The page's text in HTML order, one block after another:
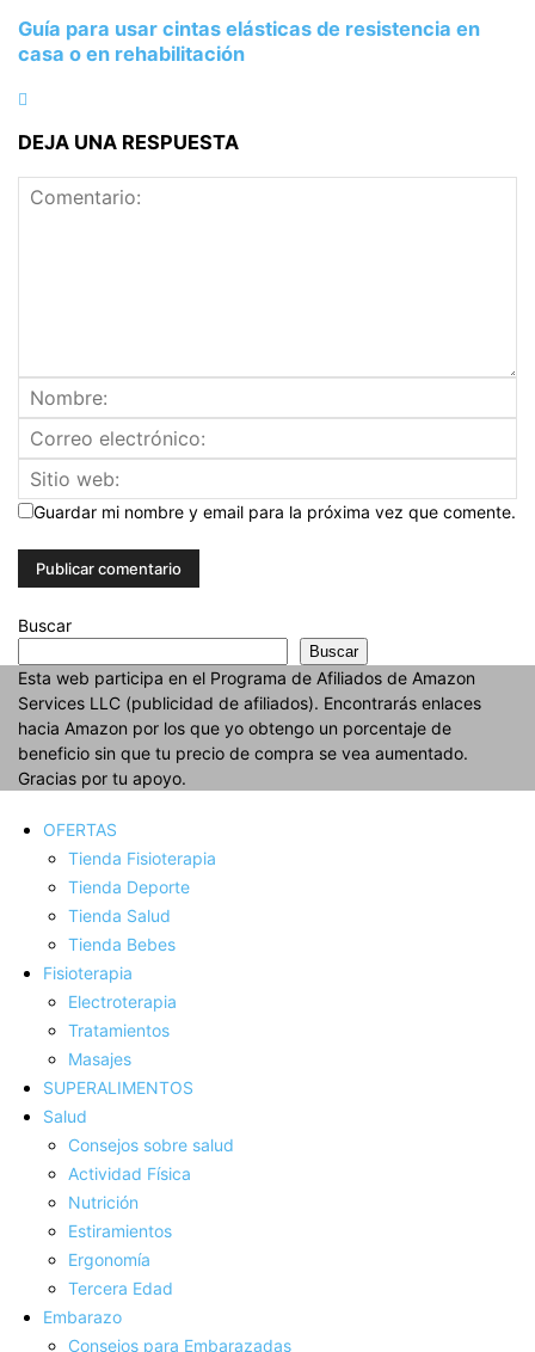
Guía para usar cintas elásticas de resistencia en
casa o en rehabilitación
DEJA UNA RESPUESTA
Guardar mi nombre y email para la próxima vez que comente.
Buscar
Buscar
Esta web participa en el Programa de Afiliados de Amazon
Services LLC (publicidad de afiliados). Encontrarás enlaces
hacia Amazon por los que yo obtengo un porcentaje de
beneficio sin que tu precio de compra se vea aumentado.
Gracias por tu apoyo.
OFERTAS
Tienda Fisioterapia
Tienda Deporte
Tienda Salud
Tienda Bebes
Fisioterapia
Electroterapia
Tratamientos
Masajes
SUPERALIMENTOS
Salud
Consejos sobre salud
Actividad Fí­sica
Nutrición
Estiramientos
Ergonomí­a
Tercera Edad
Embarazo
Consejos para Embarazadas